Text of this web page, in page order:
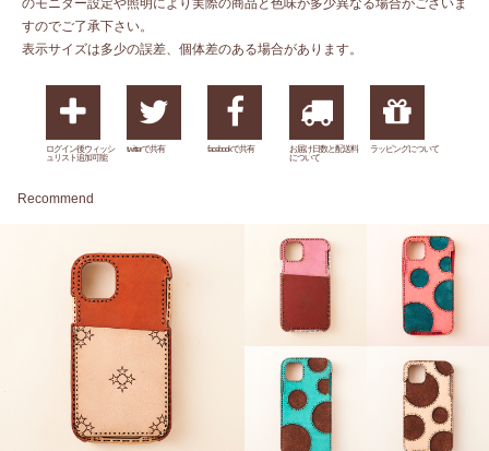
のモニター設定や照明により実際の商品と色味が多少異なる場合がございま
すのでご了承下さい。
表示サイズは多少の誤差、個体差のある場合があります。
ログイン後ウィッシ
ュリスト追加可能
twitterで共有 facebookで共有
お届け日数と配送料
について
ラッピングについて
Recommend